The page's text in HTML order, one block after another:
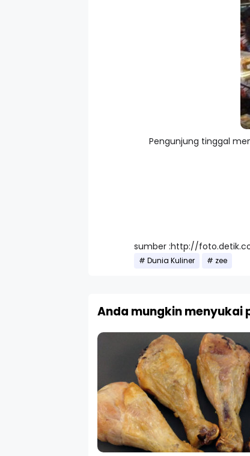
Pengunjung tinggal
sumber :http://
Dunia Kuliner zee
Anda mungkin menyukai